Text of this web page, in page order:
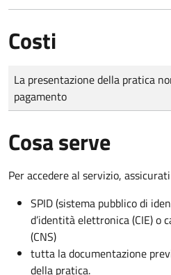
Costi
Tipo di pagamento
Importo
La presentazione della pratica
pagamento
Cosa serve
Per accedere al servizio,
SPID (sistema pubblico di
d’identità elettronica (CIE) o
(CNS)
tutta la documentazione
della pratica.